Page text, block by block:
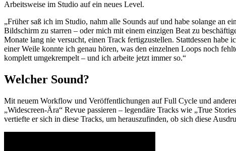
Arbeitsweise im Studio auf ein neues Level.
„Früher saß ich im Studio, nahm alle Sounds auf und habe solange an
Bildschirm zu starren – oder mich mit einem einzigen Beat zu
Monate lang nie versucht, einen Track fertigzustellen. Stattdessen
einer Weile konnte ich genau hören, was den einzelnen Loops noch
komplett umgekrempelt – und ich arbeite jetzt immer so.“
Welcher Sound?
Mit neuem Workflow und Veröffentlichungen auf Full Cycle und
„Widescreen-Ära“ Revue passieren – legendäre Tracks wie „True
vertiefte er sich in diese Tracks, um herauszufinden, ob sich diese